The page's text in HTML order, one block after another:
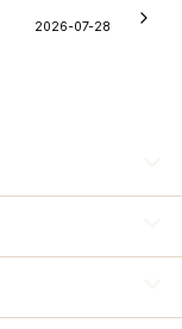
2026-07-28